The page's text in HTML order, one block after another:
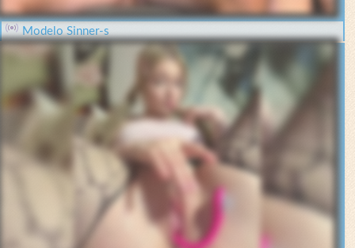
Modelo Sinner-s